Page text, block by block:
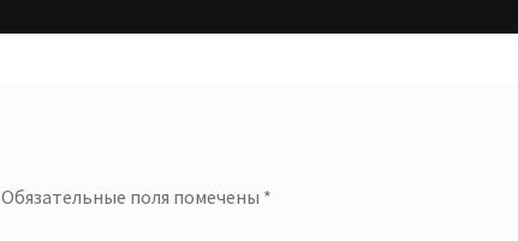
Обязательные поля помечены *